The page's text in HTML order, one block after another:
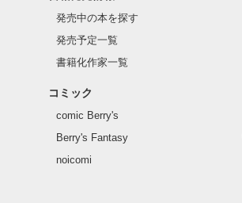
発売中の本を探す
発売予定一覧
書籍化作家一覧
コミック
comic Berry's
Berry's Fantasy
noicomi